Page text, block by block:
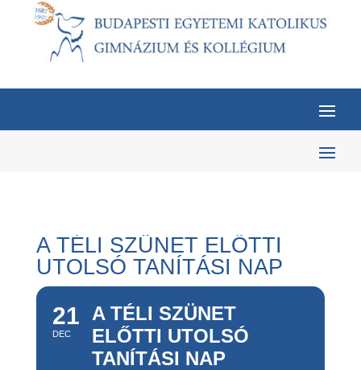
A TÉLI SZÜNET ELŐTTI
UTOLSÓ TANÍTÁSI NAP
21
DEC
A TÉLI SZÜNET
ELŐTTI UTOLSÓ
TANÍTÁSI NAP